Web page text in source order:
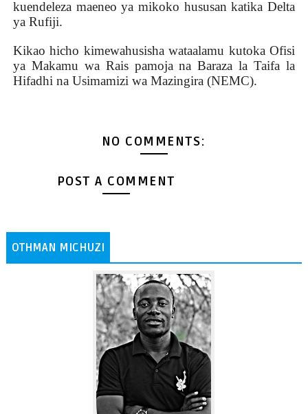
kuendeleza maeneo ya mikoko hususan katika Delta
ya Rufiji.
Kikao hicho kimewahusisha wataalamu kutoka Ofisi
ya Makamu wa Rais pamoja na Baraza la Taifa la
Hifadhi na Usimamizi wa Mazingira (NEMC).
NO COMMENTS:
POST A COMMENT
OTHMAN MICHUZI